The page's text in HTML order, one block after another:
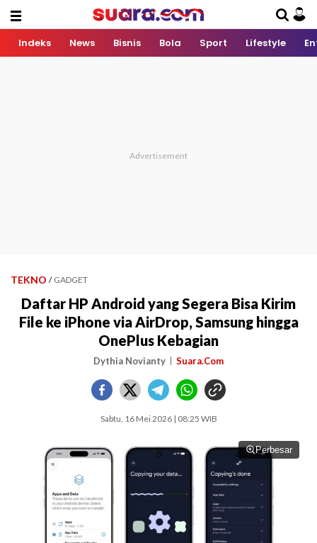
Indeks News Bisnis Bola Sport Lifestyle
TEKNO / GADGET
Daftar HP Android yang Segera Bisa Kirim
File ke iPhone via AirDrop, Samsung hingga
OnePlus Kebagian
Dythia Novianty Suara.Com
Sabtu, 16 Mei 2026 | 08:25 WIB
Perbesar